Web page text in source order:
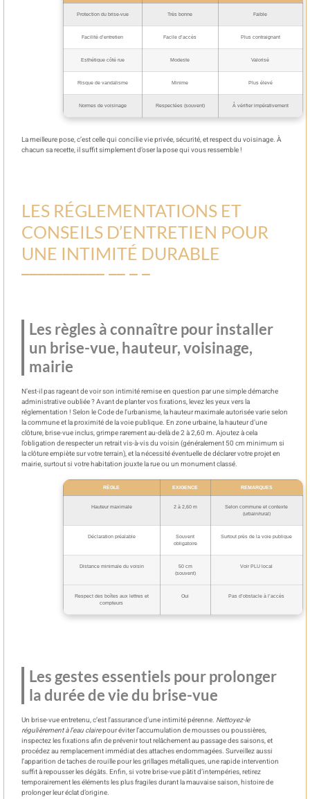
Protection du brise-vue Très bonne Faible
Facilité d’entretien Facile d’accès Plus contraignant
Esthétique côté rue Modeste Valorisé
Risque de vandalisme Minime Plus élevé
Normes de voisinage Respectées (souvent) À vérifier impérativement
La meilleure pose, c’est celle qui concilie vie privée, sécurité, et respect du voisinage. À
chacun sa recette, il suffit simplement d’oser la pose qui vous ressemble !
LES RÉGLEMENTATIONS ET
CONSEILS D’ENTRETIEN POUR
UNE INTIMITÉ DURABLE
Les règles à connaître pour installer
un brise-vue, hauteur, voisinage,
mairie
N’est-il pas rageant de voir son intimité remise en question par une simple démarche
administrative oubliée ? Avant de planter vos fixations, levez les yeux vers la
réglementation ! Selon le Code de l’urbanisme, la hauteur maximale autorisée varie selon
la commune et la proximité de la voie publique. En zone urbaine, la hauteur d’une
clôture, brise-vue inclus, grimpe rarement au-delà de 2 à 2,60 m. Ajoutez à cela
l’obligation de respecter un retrait vis-à-vis du voisin (généralement 50 cm minimum si
la clôture empiète sur votre terrain), et la nécessité éventuelle de déclarer votre projet en
mairie, surtout si votre habitation jouxte la rue ou un monument classé.
RÈGLE EXIGENCE REMARQUES
Hauteur maximale 2 à 2,60 m
Selon commune et contexte
(urbain/rural)
Déclaration préalable
Souvent
obligatoire
Surtout près de la voie publique
Distance minimale du voisin
50 cm
(souvent)
Voir PLU local
Respect des boîtes aux lettres et
compteurs
Oui Pas d’obstacle à l’accès
Les gestes essentiels pour prolonger
la durée de vie du brise-vue
Un brise-vue entretenu, c’est l’assurance d’une intimité pérenne. Nettoyez-le
régulièrement à l’eau clairepour éviter l’accumulation de mousses ou poussières,
inspectez les fixations afin de prévenir tout relâchement au passage des saisons, et
procédez au remplacement immédiat des attaches endommagées. Surveillez aussi
l’apparition de taches de rouille pour les grillages métalliques, une rapide intervention
suffit à repousser les dégâts. Enfin, si votre brise-vue pâtit d’intempéries, retirez
temporairement les éléments les plus fragiles durant la mauvaise saison, histoire de
prolonger leur éclat d’origine.